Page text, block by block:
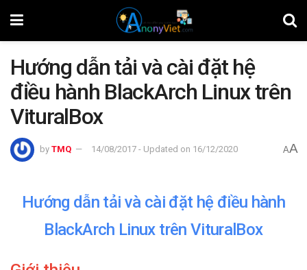
Hướng dẫn tải và cài đặt hệ
điều hành BlackArch Linux trên
VituralBox
by TMQ 14/08/2017 - Updated on 16/12/2020 AA
Hướng dẫn tải và cài đặt hệ điều hành
BlackArch Linux trên VituralBox